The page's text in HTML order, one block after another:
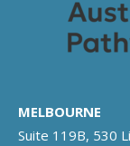
MELBOURNE
Suite 119B, 530